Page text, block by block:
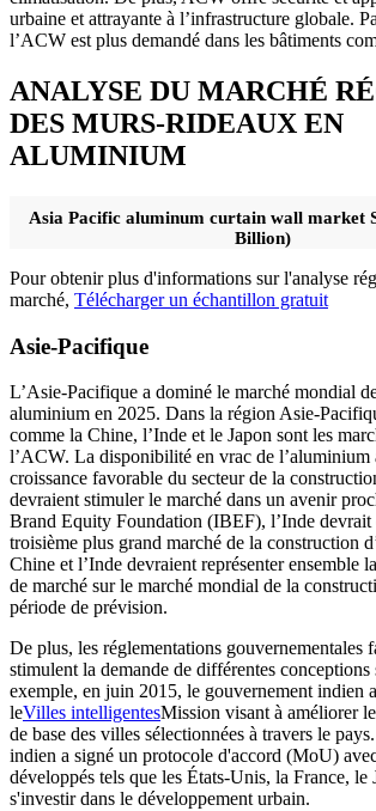
urbaine et attrayante à l’infrastructure globale.
l’ACW est plus demandé dans les bâtiments
ANALYSE DU MARCHÉ
DES MURS-RIDEAUX EN
ALUMINIUM
Asia Pacific aluminum curtain wall market
Billion)
Pour obtenir plus d'informations sur l'analyse
marché, Télécharger un échantillon gratuit
Asie-Pacifique
L’Asie-Pacifique a dominé le marché mondial
aluminium en 2025. Dans la région Asie-
comme la Chine, l’Inde et le Japon sont les
l’ACW. La disponibilité en vrac de l’aluminium
croissance favorable du secteur de la
devraient stimuler le marché dans un avenir
Brand Equity Foundation (IBEF), l’Inde devrait
troisième plus grand marché de la construction
Chine et l’Inde devraient représenter ensemble
de marché sur le marché mondial de la
période de prévision.
De plus, les réglementations gouvernementales
stimulent la demande de différentes conceptions
exemple, en juin 2015, le gouvernement indien
leVilles intelligentesMission visant à améliorer
de base des villes sélectionnées à travers le
indien a signé un protocole d'accord (MoU)
développés tels que les États-Unis, la France, le
s'investir dans le développement urbain.